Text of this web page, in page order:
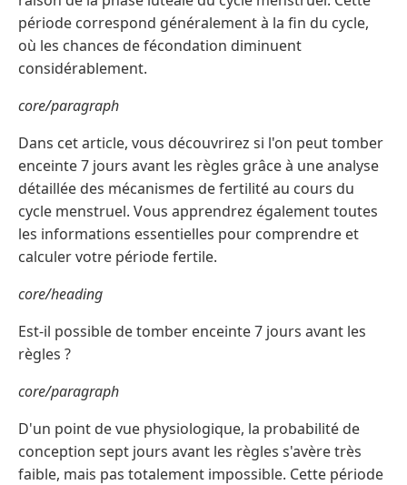
période correspond généralement à la fin du cycle,
où les chances de fécondation diminuent
considérablement.
core/paragraph
Dans cet article, vous découvrirez si l'on peut tomber
enceinte 7 jours avant les règles grâce à une analyse
détaillée des mécanismes de fertilité au cours du
cycle menstruel. Vous apprendrez également toutes
les informations essentielles pour comprendre et
calculer votre période fertile.
core/heading
Est-il possible de tomber enceinte 7 jours avant les
règles ?
core/paragraph
D'un point de vue physiologique, la probabilité de
conception sept jours avant les règles s'avère très
faible, mais pas totalement impossible. Cette période